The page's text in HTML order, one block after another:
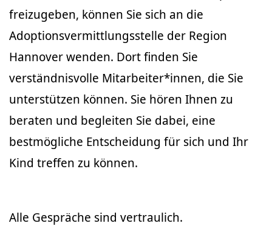
freizugeben, können Sie sich an die
Adoptionsvermittlungsstelle der Region
Hannover wenden. Dort finden Sie
verständnisvolle Mitarbeiter*innen, die Sie
unterstützen können. Sie hören Ihnen zu
beraten und begleiten Sie dabei, eine
bestmögliche Entscheidung für sich und Ihr
Kind treffen zu können.
Alle Gespräche sind vertraulich.